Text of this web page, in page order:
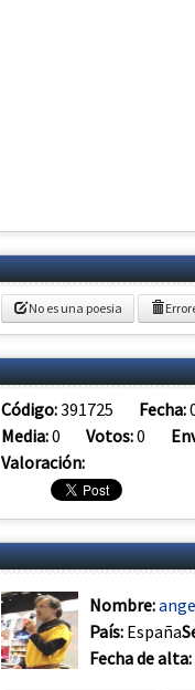
No es una poesia
Código:391725 Fecha:
Media:0 Votos:0
Valoración:
Nombre:
País: España
Fecha de alta: